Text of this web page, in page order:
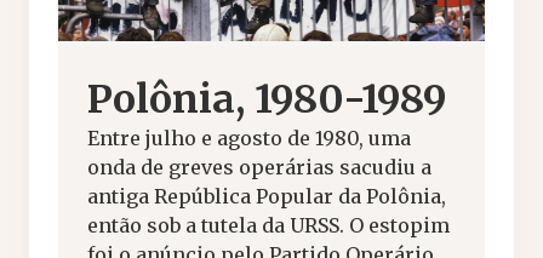
Polônia, 1980-1989
Entre julho e agosto de 1980, uma
onda de greves operárias sacudiu a
antiga República Popular da Polônia,
então sob a tutela da URSS. O estopim